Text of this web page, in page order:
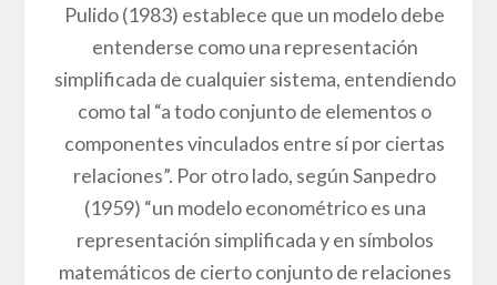
Pulido (1983) establece que un modelo debe
entenderse como una representación
simplificada de cualquier sistema, entendiendo
como tal “a todo conjunto de elementos o
componentes vinculados entre sí por ciertas
relaciones”. Por otro lado, según Sanpedro
(1959) “un modelo econométrico es una
representación simplificada y en símbolos
matemáticos de cierto conjunto de relaciones